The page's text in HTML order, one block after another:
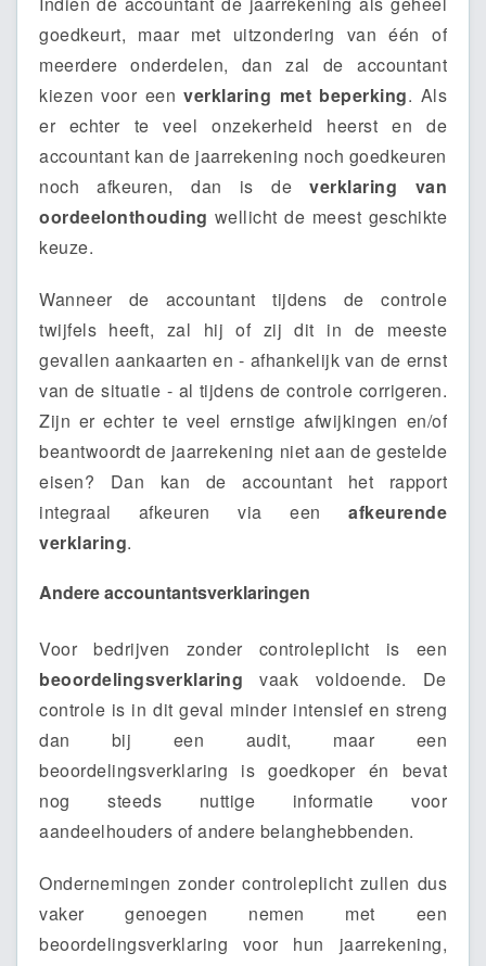
goedkeurt, maar met uitzondering van één of
meerdere onderdelen, dan zal de accountant
kiezen voor eenverklaring met beperking. Als
er echter te veel onzekerheid heerst en de
accountant kan de jaarrekening noch goedkeuren
noch afkeuren, dan is deverklaring van
oordeelonthouding wellicht de meest geschikte
keuze.
Wanneer de accountant tijdens de controle
twijfels heeft, zal hij of zij dit in de meeste
gevallen aankaarten en - afhankelijk van de ernst
van de situatie - al tijdens de controle corrigeren.
Zijn er echter te veel ernstige afwijkingen en/of
beantwoordt de jaarrekening niet aan de gestelde
eisen? Dan kan de accountant het rapport
integraal afkeuren via een afkeurende
verklaring.
Andere accountantsverklaringen
Voor bedrijven zonder controleplicht is een
beoordelingsverklaring vaak voldoende. De
controle is in dit geval minder intensief en streng
dan bij een audit, maar een
beoordelingsverklaring is goedkoper én bevat
nog steeds nuttige informatie voor
aandeelhouders of andere belanghebbenden.
Ondernemingen zonder controleplicht zullen dus
vaker genoegen nemen met een
beoordelingsverklaring voor hun jaarrekening,